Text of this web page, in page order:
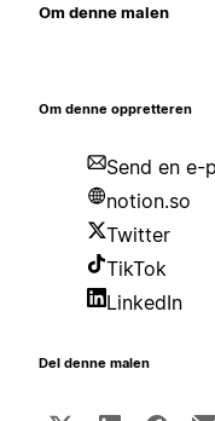
Om denne malen
Om denne oppretteren
Send en
notion.so
Twitter
TikTok
LinkedIn
Del denne malen